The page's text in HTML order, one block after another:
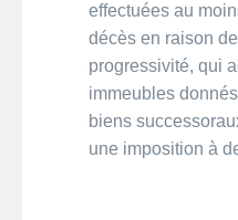
effectuées au
décès en raison
progressivité, qui
immeubles
biens
une imposition à